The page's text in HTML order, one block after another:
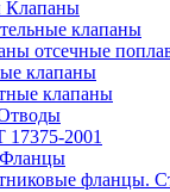
Клапаны
клапаны
отсечные
клапаны
клапаны
2001
Фланцы
фланцы.